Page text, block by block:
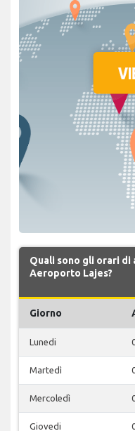
Quali sono gli orari di
Aeroporto Lajes?
Giorno
Lunedi
Martedì
Mercoledì
Giovedi